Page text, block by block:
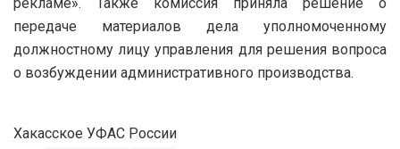
передаче материалов дела уполномоченному
должностному лицу управления для решения вопроса
о возбуждении административного производства.
Хакасское УФАС России